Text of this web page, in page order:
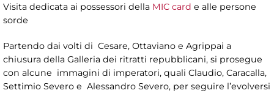
Visita dedicata ai possessori della MIC card e alle persone
sorde
Partendo dai volti di Cesare, Ottaviano e Agrippai a
chiusura della Galleria dei ritratti repubblicani, si prosegue
con alcune immagini di imperatori, quali Claudio, Caracalla,
Settimio Severo e Alessandro Severo, per seguire l’evolversi